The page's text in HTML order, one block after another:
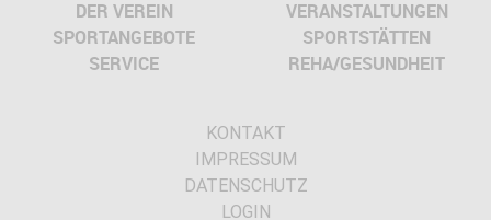
DER VEREIN
VERANSTALTUNGEN
SPORTANGEBOTE
SPORTSTÄTTEN
SERVICE
REHA/GESUNDHEIT
KONTAKT
IMPRESSUM
DATENSCHUTZ
LOGIN